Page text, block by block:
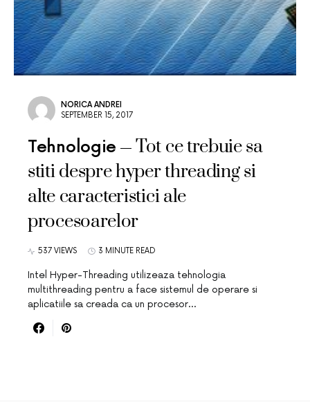
NORICA ANDREI
SEPTEMBER 15, 2017
Tehnologie
Tot ce trebuie sa
stiti despre hyper threading si
alte caracteristici ale
procesoarelor
537 VIEWS 3 MINUTE READ
Intel Hyper-Threading utilizeaza tehnologia
multithreading pentru a face sistemul de operare si
aplicatiile sa creada ca un procesor…